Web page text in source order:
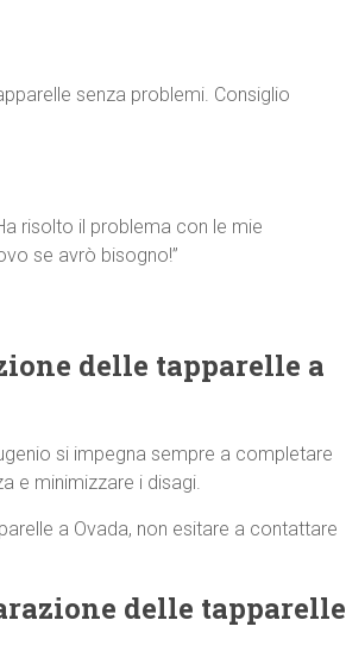
senza problemi. Consiglio
risolto il problema con le mie
se avrò bisogno!”
delle tapparelle a
si impegna sempre a completare
e minimizzare i disagi.
a Ovada, non esitare a contattare
delle tapparelle